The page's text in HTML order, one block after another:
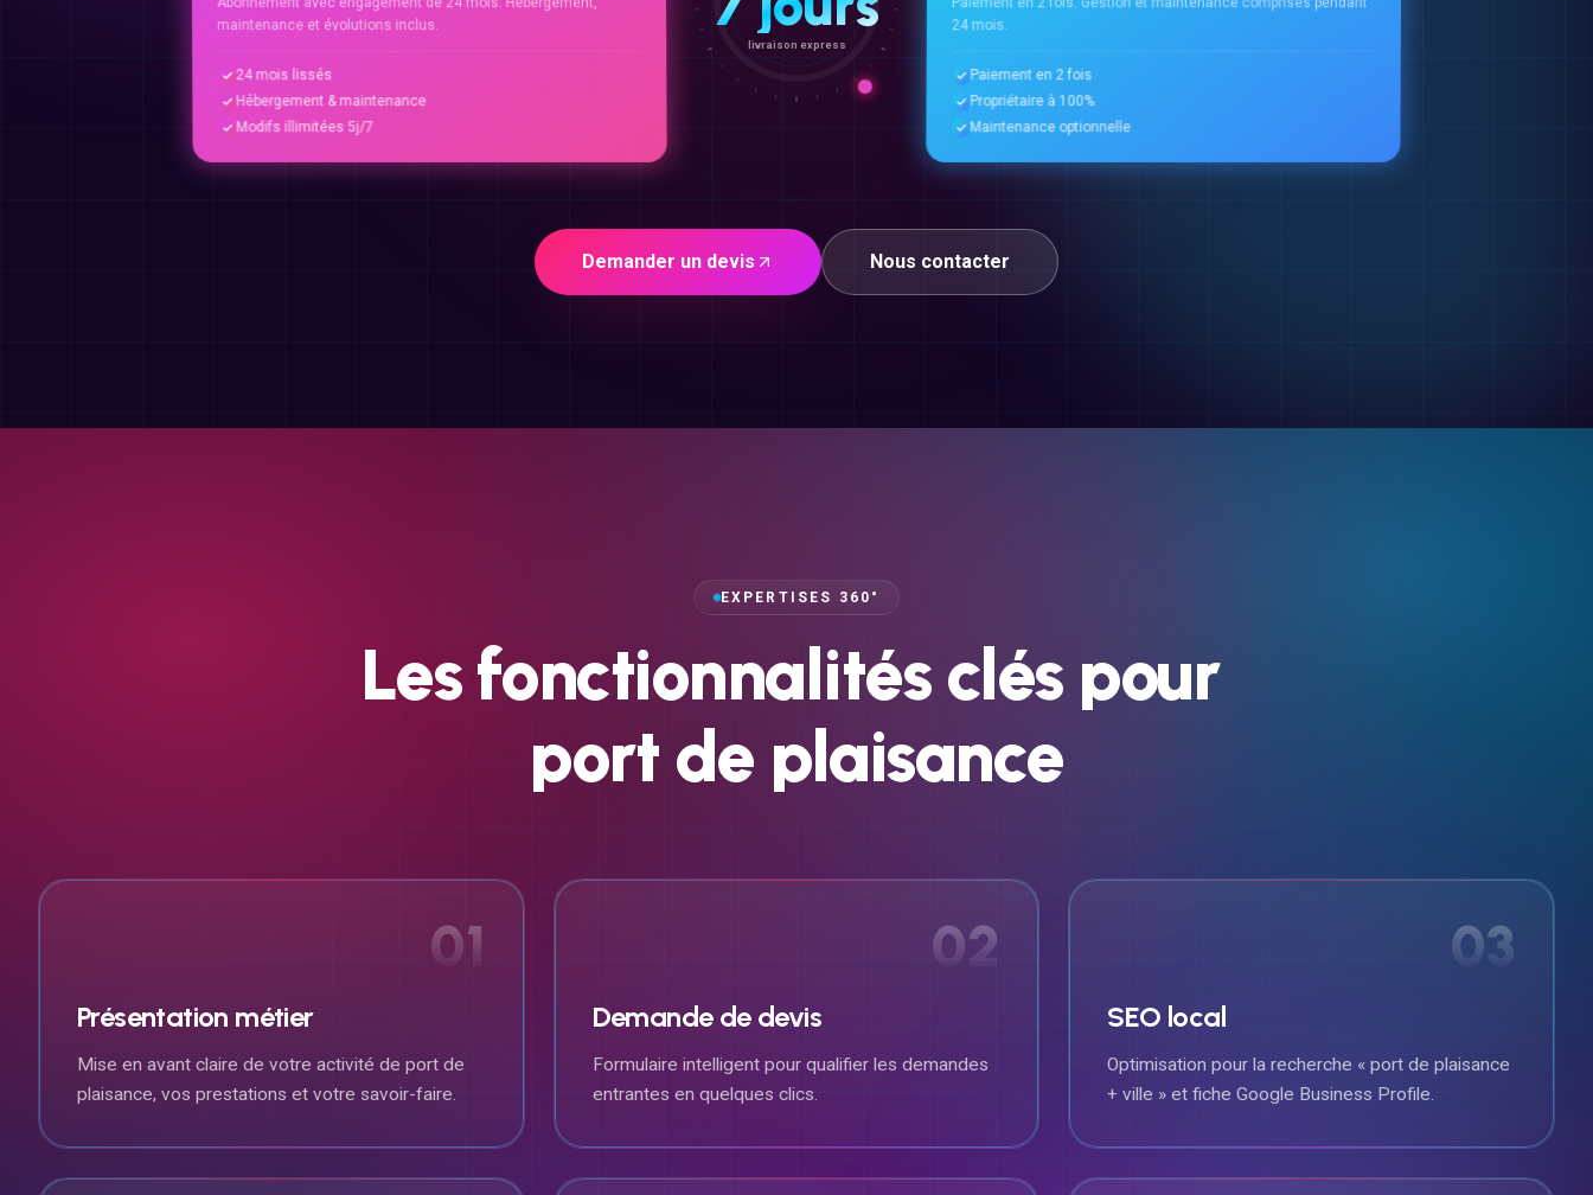
maintenance et évolutions inclus.
24 mois lissés
Hébergement & maintenance
Modifs illimitées 5j/7
livraison express
24 mois.
Paiement en 2 fois
Propriétaire à 100%
Maintenance optionnelle
Demander un devis Nous contacter
EXPERTISES 360°
Lesfonctionnalités clés pour
port de plaisance
01
Présentation métier
Mise en avant claire de votre activité de port de
plaisance, vos prestations et votre savoir-faire.
02
Demande de devis
Formulaire intelligent pour qualifier les demandes
entrantes en quelques clics.
03
SEO local
Optimisation pour la recherche « port de plaisance
+ ville » et fiche Google Business Profile.